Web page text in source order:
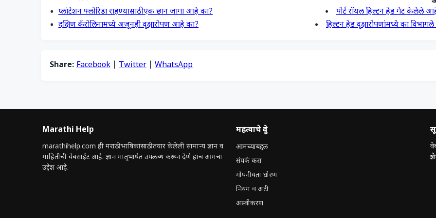
प्लांटेशन फ्लोरिडा राहण्यासाठी एक छान जागा आहे का?
दक्षिण कॅरोलिनामध्ये अजूनही वृक्षारोपण आहे का?
पोर्ट रॉयल हिल्टन हेड गेट केलेले
हिल्टन हेड वृक्षारोपणांमध्ये का
Share: Facebook Twitter WhatsApp
Marathi Help
marathihelp.com ही मराठी भाषिकांसाठी तयार केलेली सामान्य ज्ञान व
माहितीची वेबसाईट आहे. ज्ञान मातृभाषेत उपलब्ध करून देणे हाच आमचा
उद्देश आहे.
महत्वाचे दुवे
आमच्याबद्दल
संपर्क करा
गोपनीयता धोरण
नियम व अटी
अस्वीकरण